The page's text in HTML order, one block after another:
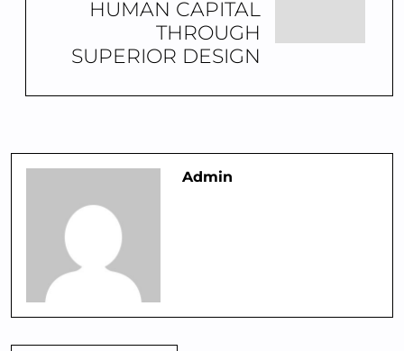
HUMAN CAPITAL
THROUGH
SUPERIOR DESIGN
Admin